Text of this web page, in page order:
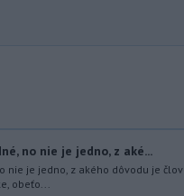
no nie je jedno, z aké...
nie je jedno, z akého dôvodu je
obeťo...